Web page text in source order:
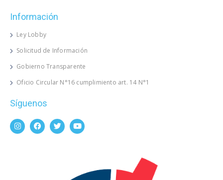
Información
Ley Lobby
Solicitud de Información
Gobierno Transparente
Oficio Circular N°16 cumplimiento art. 14 N°1
Síguenos